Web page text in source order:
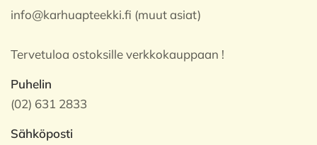
info@karhuapteekki.fi (muut asiat)
Tervetuloa ostoksille verkkokauppaan !
Puhelin
(02) 631 2833
Sähköposti